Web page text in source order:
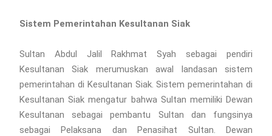
Sistem Pemerintahan Kesultanan Siak
Sultan Abdul Jalil Rakhmat Syah sebagai pendiri
Kesultanan Siak merumuskan awal landasan sistem
pemerintahan di Kesultanan Siak. Sistem pemerintahan di
Kesultanan Siak mengatur bahwa Sultan memiliki Dewan
Kesultanan sebagai pembantu Sultan dan fungsinya
sebagai Pelaksana dan Penasihat Sultan. Dewan